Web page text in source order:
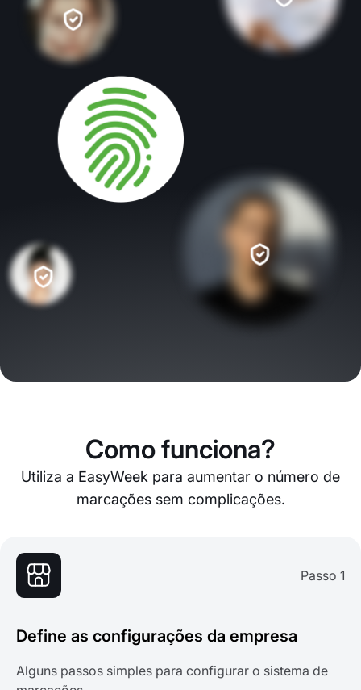
Como funciona?
Utiliza a EasyWeek para aumentar o número de
marcações sem complicações.
Passo 1
Define as configurações da empresa
Alguns passos simples para configurar o sistema de